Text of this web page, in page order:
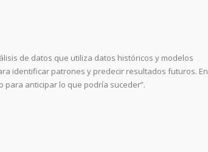
de datos que utiliza datos históricos y modelos
identificar patrones y predecir resultados futuros. En
para anticipar lo que podría suceder”.